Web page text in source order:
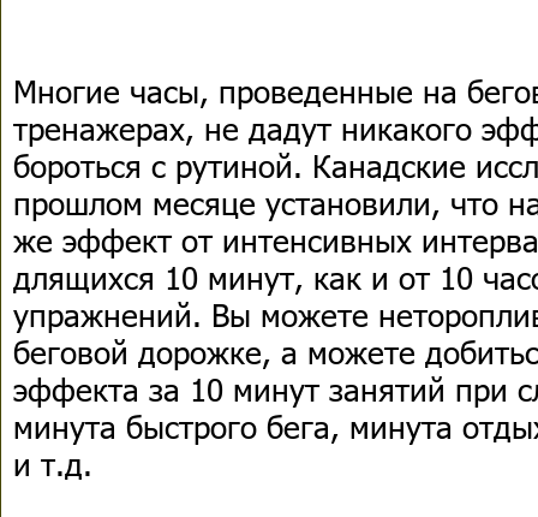
Многие часы, проведенные на
тренажерах, не дадут никакого
бороться с рутиной. Канадские
прошлом месяце установили, что
же эффект от интенсивных
длящихся 10 минут, как и от 10
упражнений. Вы можете
беговой дорожке, а можете
эффекта за 10 минут занятий при
минута быстрого бега, минута
и т.д.